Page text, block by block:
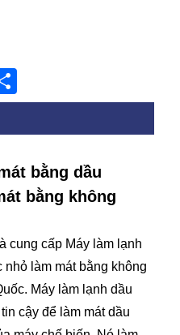
bằng dầu
bằng không
cung cấp Máy làm lạnh
nhỏ làm mát bằng không
Máy làm lạnh dầu
cậy để làm mát dầu